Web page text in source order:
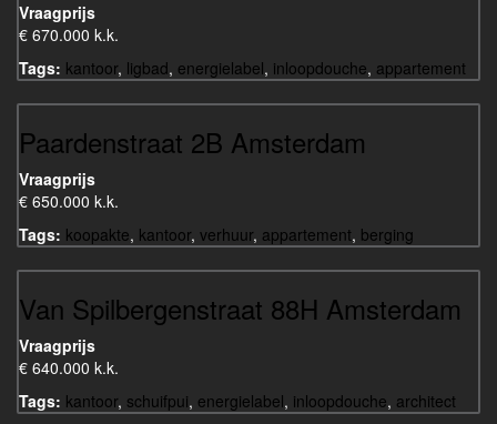
Vraagprijs
€ 670.000 k.k.
Tags: kantoor, ligbad, energielabel, inloopdouche, appartement
Paardenstraat 2B Amsterdam
Vraagprijs
€ 650.000 k.k.
Tags: koopakte, kantoor, verhuur, appartement, berging
Van Spilbergenstraat 88H Amsterdam
Vraagprijs
€ 640.000 k.k.
Tags: kantoor, schuifpui, energielabel, inloopdouche, architect